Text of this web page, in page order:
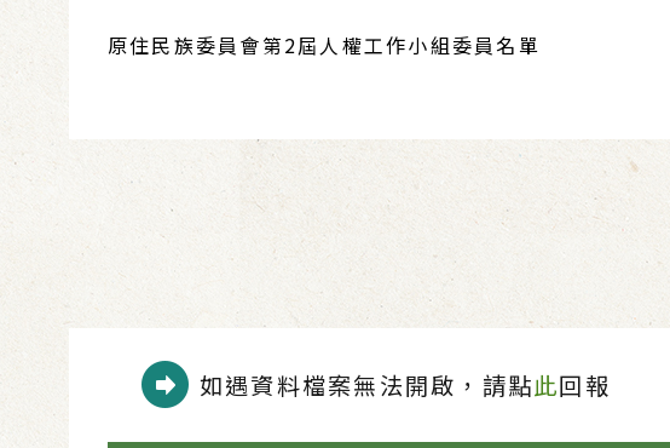
原住民族委員會第2屆人權工作小組委員名單
如遇資料檔案無法開啟，請點此回報